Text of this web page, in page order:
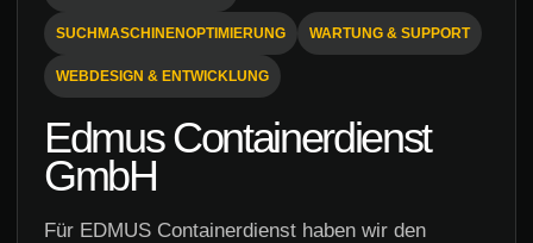
SUCHMASCHINENOPTIMIERUNG WARTUNG & SUPPORT
WEBDESIGN & ENTWICKLUNG
Edmus Containerdienst
GmbH
Für EDMUS Containerdienst haben wir den